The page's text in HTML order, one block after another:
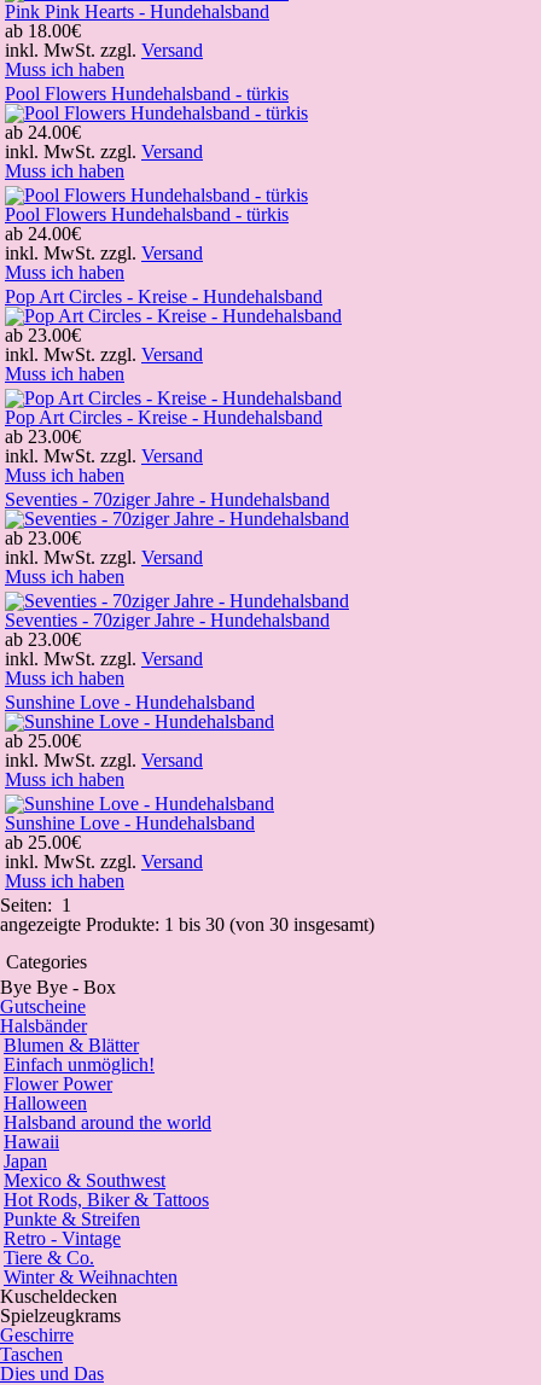
Pink Pink Hearts - Hundehalsband
ab 18.00€
inkl. MwSt. zzgl. Versand
Muss ich haben
Pool Flowers Hundehalsband - türkis
ab 24.00€
inkl. MwSt. zzgl. Versand
Muss ich haben
Pool Flowers Hundehalsband - türkis
ab 24.00€
inkl. MwSt. zzgl. Versand
Muss ich haben
Pop Art Circles - Kreise - Hundehalsband
ab 23.00€
inkl. MwSt. zzgl. Versand
Muss ich haben
Pop Art Circles - Kreise - Hundehalsband
ab 23.00€
inkl. MwSt. zzgl. Versand
Muss ich haben
Seventies - 70ziger Jahre - Hundehalsband
ab 23.00€
inkl. MwSt. zzgl. Versand
Muss ich haben
Seventies - 70ziger Jahre - Hundehalsband
ab 23.00€
inkl. MwSt. zzgl. Versand
Muss ich haben
Sunshine Love - Hundehalsband
ab 25.00€
inkl. MwSt. zzgl. Versand
Muss ich haben
Sunshine Love - Hundehalsband
ab 25.00€
inkl. MwSt. zzgl. Versand
Muss ich haben
Seiten: 1
angezeigte Produkte: 1 bis 30 (von 30 insgesamt)
Categories
Bye Bye - Box
Gutscheine
Halsbänder
Blumen & Blätter
Einfach unmöglich!
Flower Power
Halloween
Halsband around the world
Hawaii
Japan
Mexico & Southwest
Hot Rods, Biker & Tattoos
Punkte & Streifen
Retro - Vintage
Tiere & Co.
Winter & Weihnachten
Kuscheldecken
Spielzeugkrams
Geschirre
Taschen
Dies und Das